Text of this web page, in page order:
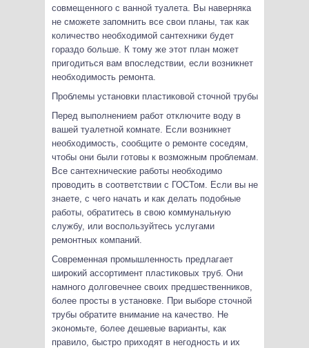
совмещенного с ванной туалета. Вы наверняка
не сможете запомнить все свои планы, так как
количество необходимой сантехники будет
гораздо больше. К тому же этот план может
пригодиться вам впоследствии, если возникнет
необходимость ремонта.
Проблемы установки пластиковой сточной трубы
Перед выполнением работ отключите воду в
вашей туалетной комнате. Если возникнет
необходимость, сообщите о ремонте соседям,
чтобы они были готовы к возможным проблемам.
Все сантехнические работы необходимо
проводить в соответствии с ГОСТом. Если вы не
знаете, с чего начать и как делать подобные
работы, обратитесь в свою коммунальную
службу, или воспользуйтесь услугами
ремонтных компаний.
Современная промышленность предлагает
широкий ассортимент пластиковых труб. Они
намного долговечнее своих предшественников,
более просты в установке. При выборе сточной
трубы обратите внимание на качество. Не
экономьте, более дешевые варианты, как
правило, быстро приходят в негодность и их